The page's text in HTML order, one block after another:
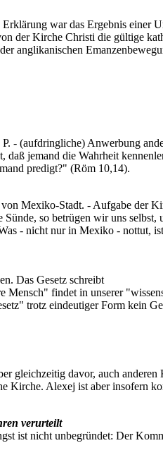
war das Ergebnis einer
der Kirche Christi die gültige
anglikanischen
- (aufdringliche) Anwerbung
jemand die Wahrheit
predigt?" (Röm 10,14).
Mexiko-Stadt. - Aufgabe der
so betrügen wir uns
- nicht nur in Mexiko - nottut,
Das Gesetz schreibt
findet in unserer
trotz eindeutiger Form kein
gleichzeitig davor, auch
Alexej ist aber insofern
verurteilt
ist nicht unbegründet: Der